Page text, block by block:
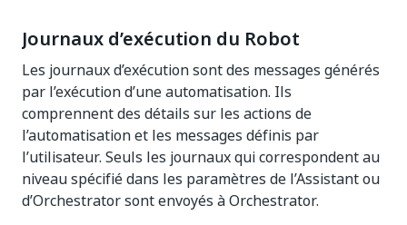
Journaux d’exécution du Robot
Les journaux d’exécution sont des messages générés
par l’exécution d’une automatisation. Ils
comprennent des détails sur les actions de
l’automatisation et les messages définis par
l’utilisateur. Seuls les journaux qui correspondent au
niveau spécifié dans les paramètres de l’Assistant ou
d’Orchestrator sont envoyés à Orchestrator.